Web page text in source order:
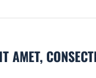
AMET,